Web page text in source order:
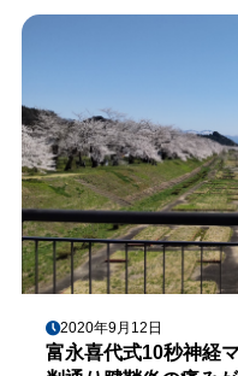
2020年9月12日
富永喜代式10秒神経